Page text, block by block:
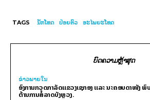
TAGS ນັກໂທດ ປ່ອຍຕົວ ອະໄພຍະໂທດ
ບົດຄວາມຫຼ້າສຸດ
ຂ່າວພາຍ​ໃນ
ອົງການກວດກາລັດແຂວງເຊກອງ ແລະ ນະຄອນດາໜັງ
ຕ້ານການສໍ້ລາດບັງຫຼວງ.